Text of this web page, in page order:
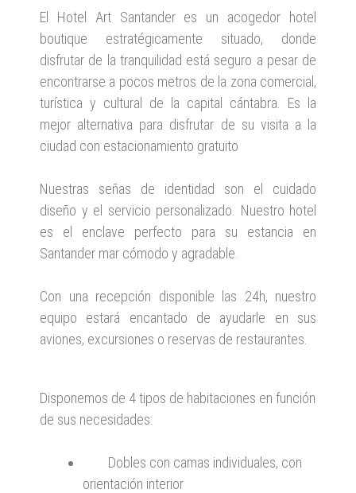
El Hotel Art Santander es un acogedor hotel
boutique estratégicamente situado, donde
disfrutar de la tranquilidad está seguro a pesar de
encontrarse a pocos metros de la zona comercial,
turística y cultural de la capital cántabra. Es la
mejor alternativa para disfrutar de su visita a la
ciudad con estacionamiento gratuito
Nuestras señas de identidad son el cuidado
diseño y el servicio personalizado. Nuestro hotel
es el enclave perfecto para su estancia en
Santander mar cómodo y agradable.
Con una recepción disponible las 24h, nuestro
equipo estará encantado de ayudarle en sus
aviones, excursiones o reservas de restaurantes.
Disponemos de 4 tipos de habitaciones en función
de sus necesidades:
Dobles con camas individuales, con
orientación interior